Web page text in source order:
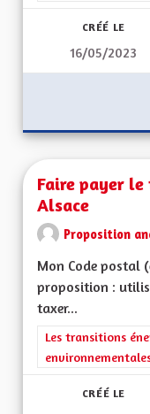
CRÉÉ LE
16/05/2023
Faire payer
Alsace
Proposition
Mon Code postal
proposition :
taxer...
Filtrer les
Les transitions
CRÉÉ LE